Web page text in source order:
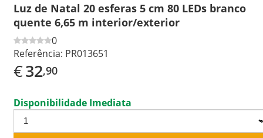
Luz de Natal 20 esferas 5 cm 80 LEDs branco
quente 6,65 m interior/exterior
0
Referência: PR013651
€32,90
Disponibilidade Imediata